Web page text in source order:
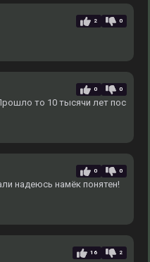
2 0
0 0
то 10 тысячи лет пос
0 0
надеюсь намёк понятен!
16 2